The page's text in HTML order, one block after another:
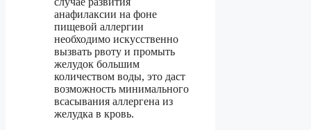
анафилаксии на фоне
пищевой аллергии
необходимо искусственно
вызвать рвоту и промыть
желудок большим
количеством воды, это даст
возможность минимального
всасывания аллергена из
желудка в кровь.